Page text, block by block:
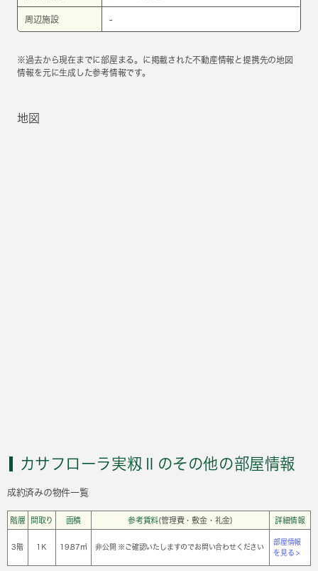
周辺施設 -
※過去から現在までに部屋まる。に掲載された不動産情報と提携先の地図
情報を元に生成した参考情報です。
地図
カサフローラ実籾Ⅱのその他の部屋情報
成約済みの物件一覧
階層 間取り 面積 参考賃料(管理費・敷金・礼金) 詳細情報
3階 1Ｋ 19.87㎡ 非公開 ※ご確認いたしますのでお問い合わせください
部屋情報
を見る >